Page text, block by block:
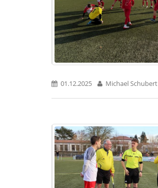
01.12.2025 Michael Schubert